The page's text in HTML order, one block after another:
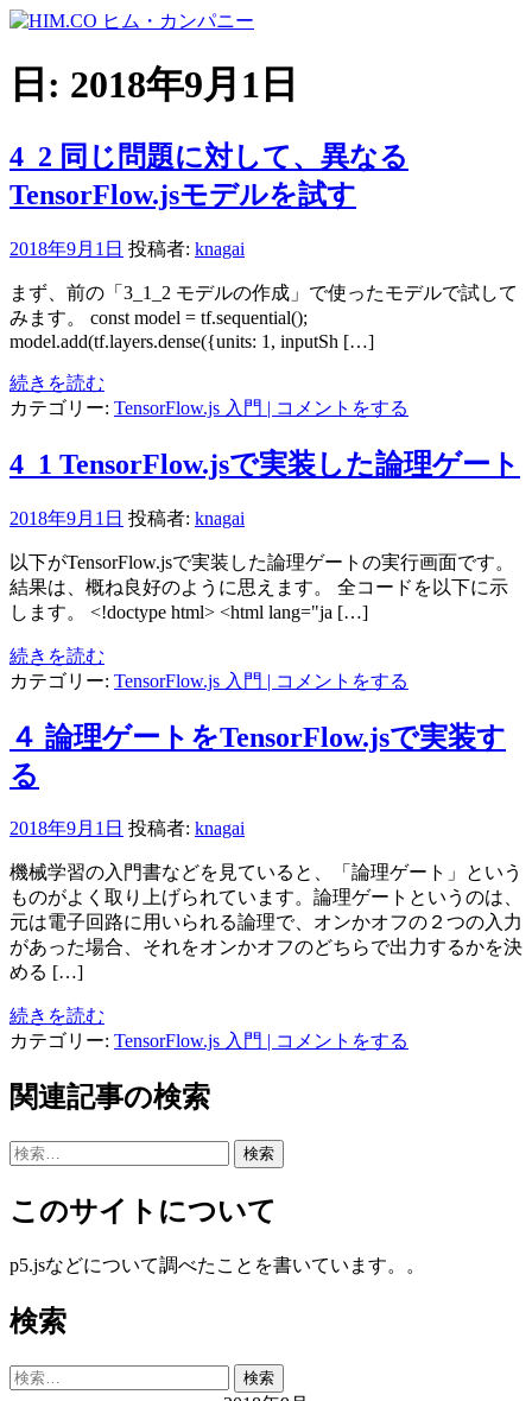
コ
テ
ン
へ
ス
キ
プ
日: 2018年9月1日
4_2 同じ問題に対して、異なる
TensorFlow.jsモデルを試す
2018年9月1日 投稿者: knagai
まず、前の「3_1_2 モデルの作成」で使ったモデルで試して
みます。 const model = tf.sequential();
model.add(tf.layers.dense({units: 1, inputSh […]
続きを読む
カテゴリー: TensorFlow.js 入門 | コメントをする
4_1 TensorFlow.jsで実装した論理ゲート
2018年9月1日 投稿者: knagai
以下がTensorFlow.jsで実装した論理ゲートの実行画面です。
結果は、概ね良好のように思えます。 全コードを以下に示
します。 <!doctype html> <html lang="ja […]
続きを読む
カテゴリー: TensorFlow.js 入門 | コメントをする
４ 論理ゲートをTensorFlow.jsで実装す
る
2018年9月1日 投稿者: knagai
機械学習の入門書などを見ていると、「論理ゲート」という
ものがよく取り上げられています。論理ゲートというのは、
元は電子回路に用いられる論理で、オンかオフの２つの入力
があった場合、それをオンかオフのどちらで出力するかを決
める […]
続きを読む
カテゴリー: TensorFlow.js 入門 | コメントをする
関連記事の検索
検
このサイトについて
p5.jsなどについて調べたことを書いています。。
検索
検